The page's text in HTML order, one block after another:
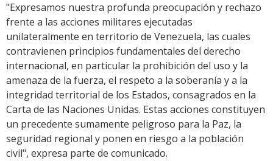
"Expresamos nuestra profunda preocupación y rechazo
frente a las acciones militares ejecutadas
unilateralmente en territorio de Venezuela, las cuales
contravienen principios fundamentales del derecho
internacional, en particular la prohibición del uso y la
amenaza de la fuerza, el respeto a la soberanía y a la
integridad territorial de los Estados, consagrados en la
Carta de las Naciones Unidas. Estas acciones constituyen
un precedente sumamente peligroso para la Paz, la
seguridad regional y ponen en riesgo a la población
civil", expresa parte de comunicado.